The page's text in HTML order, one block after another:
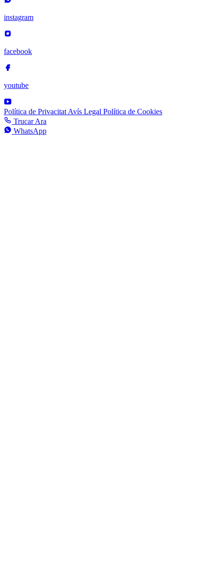
instagram
facebook
youtube
Política de Privacitat Avís Legal Política de Cookies
Trucar Ara
WhatsApp